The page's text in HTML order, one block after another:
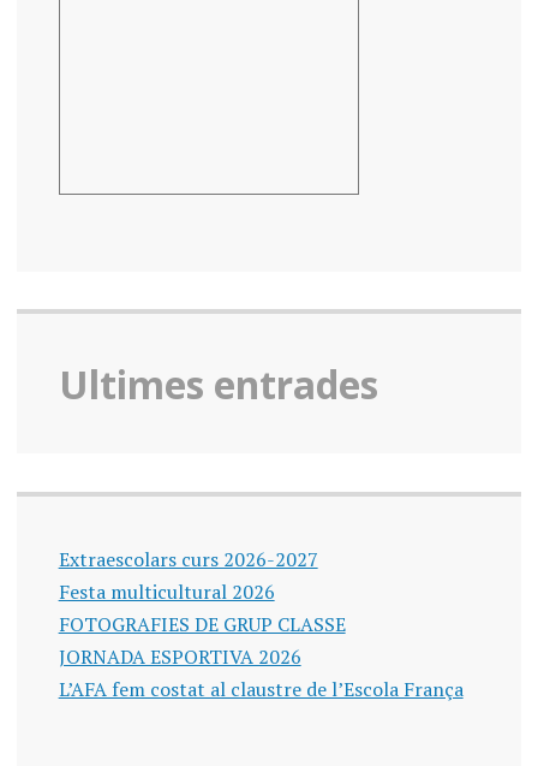
Ultimes entrades
Extraescolars curs 2026-2027
Festa multicultural 2026
FOTOGRAFIES DE GRUP CLASSE
JORNADA ESPORTIVA 2026
L’AFA fem costat al claustre de l’Escola França